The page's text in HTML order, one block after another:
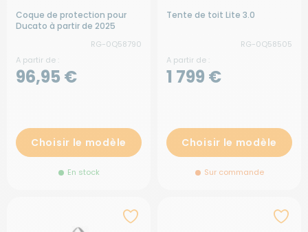
Coque de protection pour
Ducato à partir de 2025
RG-0Q58790
A partir de :
96,95 €
Choisir le modèle
En stock
Tente de toit Lite 3.0
RG-0Q58505
A partir de :
1 799 €
Choisir le modèle
Sur commande